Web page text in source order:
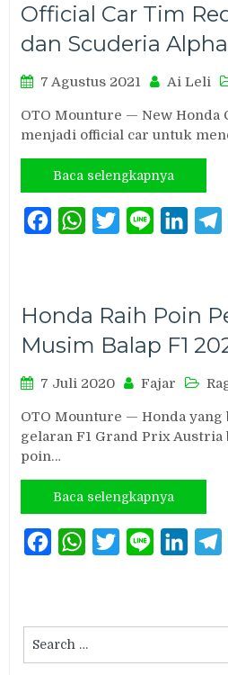
Official Car Tim
dan Scuderia
7 Agustus 2021 Ai Leli
OTO Mounture — New Honda
menjadi official car untuk
Baca selengkapnya
FacebookWhatsAppTwitterLine
Honda Raih Poin
Musim Balap F1
7 Juli 2020 Fajar
OTO Mounture — Honda
gelaran F1 Grand Prix
poin…
Baca selengkapnya
FacebookWhatsAppTwitterLine
for: